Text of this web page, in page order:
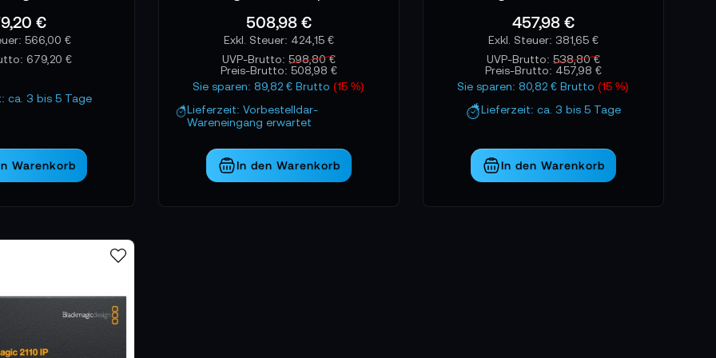
Ton nicht nur vorhanden ist, sondern in broadcastfähiger Qualität exakt dort landet, wo er gebraucht wird
jederzeit reproduzierbar.
€
566,00 €
679,20 €
ca. 3 bis 5 Tage
Warenkorb
508,98 €
424,15 €
UVP-Brutto: 598,80 €
Preis-Brutto: 508,98 €
Sie sparen: 89,82 € Brutto(15 %)
Lieferzeit: Vorbestelldar-
Wareneingang erwartet
In den Warenkorb
457,98 €
381,65 €
UVP-Brutto: 538,80 €
Preis-Brutto: 457,98 €
Sie sparen: 80,82 € Brutto(15 %)
Lieferzeit: ca. 3 bis 5 Tage
In den Warenkorb